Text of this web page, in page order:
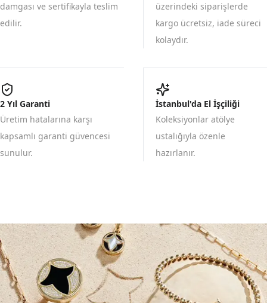
damgası ve sertifikayla teslim
edilir.
üzerindeki siparişlerde
kargo ücretsiz, iade süreci
kolaydır.
2 Yıl Garanti
Üretim hatalarına karşı
kapsamlı garanti güvencesi
sunulur.
İstanbul'da El İşçiliği
Koleksiyonlar atölye
ustalığıyla özenle
hazırlanır.